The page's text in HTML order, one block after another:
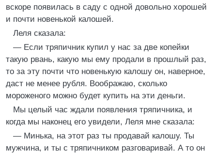
вскоре появилась в саду с одной довольно хорошей
и почти новенькой калошей.
Леля сказала:
— Если тряпичник купил у нас за две копейки
такую рвань, какую мы ему продали в прошлый раз,
то за эту почти что новенькую калошу он, наверное,
даст не менее рубля. Воображаю, сколько
мороженого можно будет купить на эти деньги.
Мы целый час ждали появления тряпичника, и
когда мы наконец его увидели, Леля мне сказала:
— Минька, на этот раз ты продавай калошу. Ты
мужчина, и ты с тряпичником разговаривай. А то он